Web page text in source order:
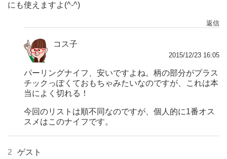
にも使えますよ(^-^)
返信
コス子
2015/12/23 16:05
パーリングナイフ、安いですよね。柄の部分がプラス
チックっぽくておもちゃみたいなのですが、これは本
当によく切れる！
今回のリストは順不同なのですが、個人的に1番オス
スメはこのナイフです。
2 ゲスト